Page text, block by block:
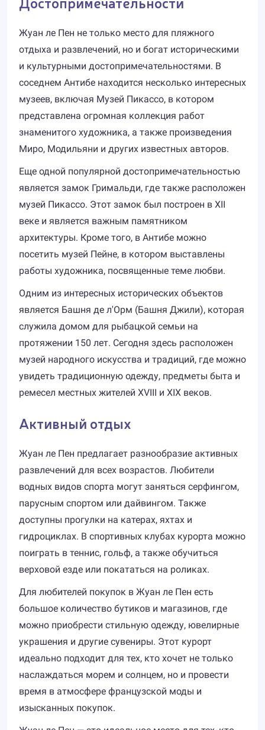
Жуан ле Пен не только место для пляжного
отдыха и развлечений, но и богат историческими
и культурными достопримечательностями. В
соседнем Антибе находится несколько интересных
музеев, включая Музей Пикассо, в котором
представлена огромная коллекция работ
знаменитого художника, а также произведения
Миро, Модильяни и других известных авторов.
Еще одной популярной достопримечательностью
является замок Гримальди, где также расположен
музей Пикассо. Этот замок был построен в XII
веке и является важным памятником
архитектуры. Кроме того, в Антибе можно
посетить музей Пейне, в котором выставлены
работы художника, посвященные теме любви.
Одним из интересных исторических объектов
является Башня де л'Орм (Башня Джили), которая
служила домом для рыбацкой семьи на
протяжении 150 лет. Сегодня здесь расположен
музей народного искусства и традиций, где можно
увидеть традиционную одежду, предметы быта и
ремесел местных жителей XVIII и XIX веков.
Активный отдых
Жуан ле Пен предлагает разнообразие активных
развлечений для всех возрастов. Любители
водных видов спорта могут заняться серфингом,
парусным спортом или дайвингом. Также
доступны прогулки на катерах, яхтах и
гидроциклах. В спортивных клубах курорта можно
поиграть в теннис, гольф, а также обучиться
верховой езде или покататься на роликах.
Для любителей покупок в Жуан ле Пен есть
большое количество бутиков и магазинов, где
можно приобрести стильную одежду, ювелирные
украшения и другие сувениры. Этот курорт
идеально подходит для тех, кто хочет не только
наслаждаться морем и солнцем, но и провести
время в атмосфере французской моды и
изысканных покупок.